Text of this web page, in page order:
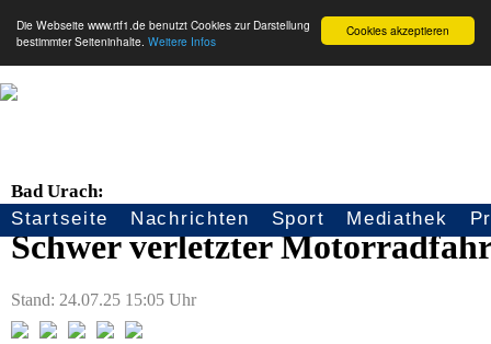
Cookies akzeptieren
Die Webseite www.rtf1.de benutzt Cookies zur Darstellung
bestimmter Seiteninhalte. Weitere Infos
Seitennavigation
Startseite Nachrichten Sport Mediathek
Bad Urach:
Schwer verletzter
Stand: 24.07.25 15:05 Uhr